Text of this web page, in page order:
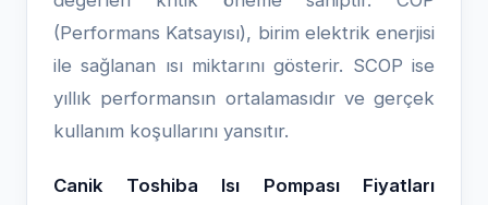
(Performans Katsayısı), birim elektrik enerjisi
ile sağlanan ısı miktarını gösterir. SCOP ise
yıllık performansın ortalamasıdır ve gerçek
kullanım koşullarını yansıtır.
Canik Toshiba Isı Pompası Fiyatları